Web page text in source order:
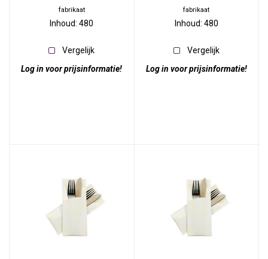
fabrikaat
Inhoud: 480
Vergelijk
Log in voor prijsinformatie!
fabrikaat
Inhoud: 480
Vergelijk
Log in voor prijsinformatie!